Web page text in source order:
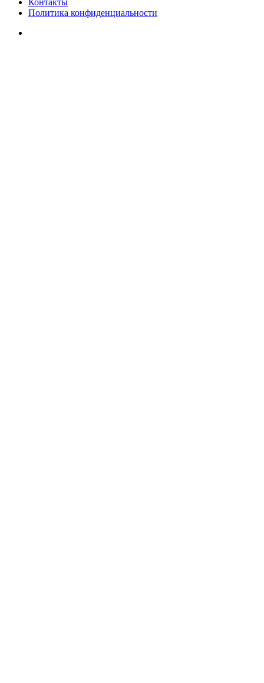
Контакты
Политика конфиденциальности